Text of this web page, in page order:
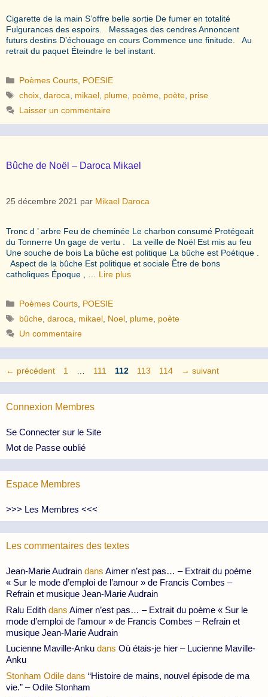
Cigarette de la main S’offre belle sortie De fumer en totalité
Fulgurances des espoirs. Messages des cendres Annoncent
futurs destins D’échouage en cours Commence une finitude. Au
retrait du paquet Éteindre le bel instant.
Catégories
Poèmes Courts POESIE
Étiquettes
choix ,daroca mikael plume poème poète prise
Laisser un commentaire
Bûche de Noël – Daroca Mikael
25 décembre 2021 par Mikael Daroca
Tronc d ’ arbre Feu de cheminée Le charbon consumé Protégeait
du Tonnerre Un gage de vertu . La veille de Noël Est mis au feu
Une souche de bois La bûche est politique La bûche est Poétique .
Aspect de la bûche Est politique et sociale Être de bons
catholiques Époque , … Lire plus
Catégories
Poèmes Courts POESIE
Étiquettes
bûche ,daroca mikael Noel plume poète
Un commentaire
← précédent Page
1 Page
111 Page
112 Page
113 Page
114 → suivant
Connexion Membres
Se Connecter sur le Site
Mot de Passe oublié
Espace Membres
>>> Les Membres <<<
Les commentaires des textes
Jean-Marie Audrain dans Aimer n’est pas… – Extrait du poème
« Sur le mode d’emploi de l’amour » de Francis Combes –
Refrain et musique Jean-Marie Audrain
Ralu Edith dans Aimer n’est pas… – Extrait du poème « Sur le
mode d’emploi de l’amour » de Francis Combes – Refrain et
musique Jean-Marie Audrain
Lucienne Maville-Anku dans Où étais-je hier – Lucienne Maville-
Anku
Stonham Odile dans “Histoire de mains, nouvel épisode de ma
vie.” – Odile Stonham